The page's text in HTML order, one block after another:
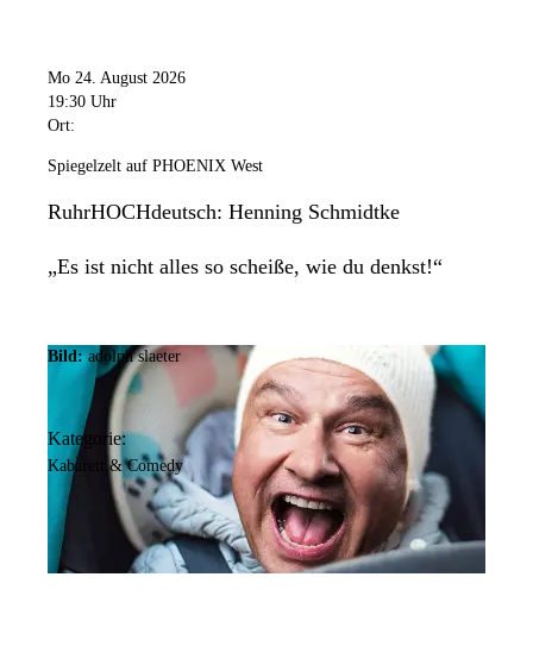
Mo 24. August 2026
19:30 Uhr
Ort:
Spiegelzelt auf PHOENIX West
RuhrHOCHdeutsch: Henning Schmidtke
„Es ist nicht alles so scheiße, wie du denkst!“
Bild: adolph slaeter
Kategorie:
Kabarett & Comedy